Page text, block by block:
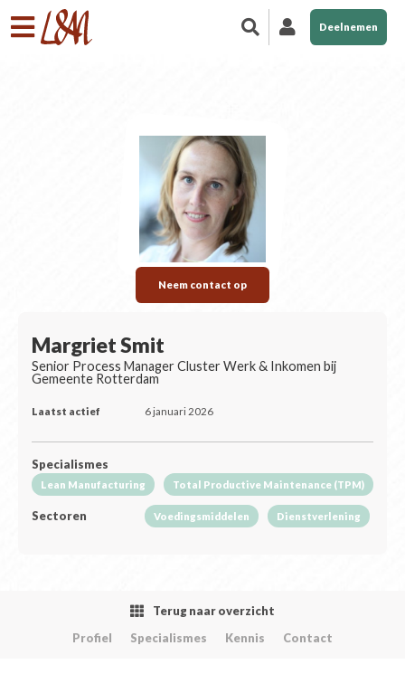
Deelnemen
Neem contact op
Margriet Smit
Senior Process Manager Cluster Werk & Inkomen bij
Gemeente Rotterdam
Laatst actief 6 januari 2026
Specialismes
Lean Manufacturing Total Productive Maintenance (TPM)
Sectoren Voedingsmiddelen Dienstverlening
Terug naar overzicht
Profiel
Specialismes Kennis Contact